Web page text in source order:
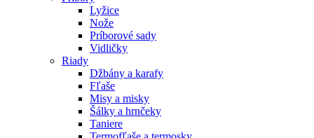
Lyžice
Nože
Príborové sady
Vidličky
Riady
Džbány a karafy
Fľaše
Misy a misky
Šálky a hrnčeky
Taniere